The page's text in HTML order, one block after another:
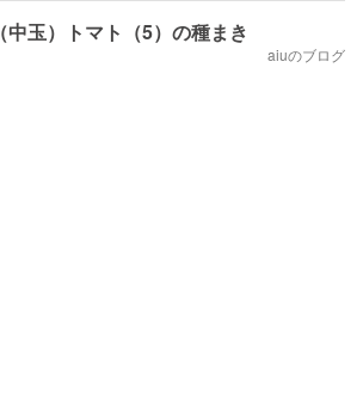
（中玉）トマト（5）の種まき
aiuのブログ